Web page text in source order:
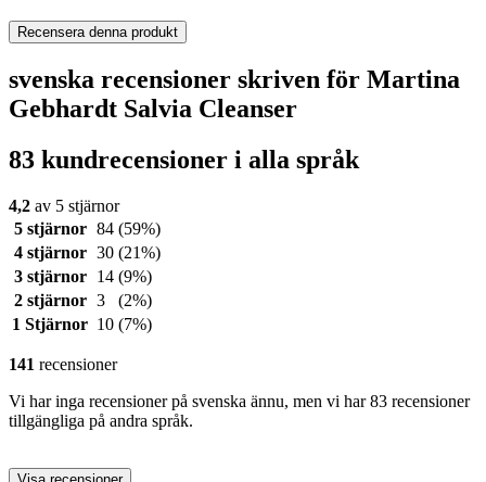
Recensera denna produkt
svenska recensioner skriven för Martina
Gebhardt Salvia Cleanser
83 kundrecensioner i alla språk
4,2 av 5 stjärnor
5 stjärnor 84 (59%)
4 stjärnor 30 (21%)
3 stjärnor
14 (9%)
2 stjärnor 3
(2%)
1 Stjärnor 10 (7%)
141 recensioner
Vi har inga recensioner på svenska ännu, men vi har 83 recensioner
tillgängliga på andra språk.